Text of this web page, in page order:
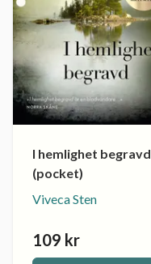
I hemlighet begravd
(pocket)
Viveca Sten
109 kr